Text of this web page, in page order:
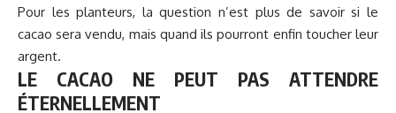
Pour les planteurs, la question n’est plus de savoir si le
cacao sera vendu, mais quand ils pourront enfin toucher leur
argent.
LE CACAO NE PEUT PAS ATTENDRE
ÉTERNELLEMENT